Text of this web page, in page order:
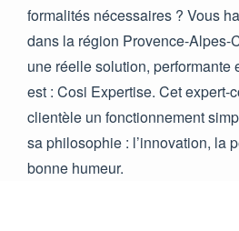
formalités nécessaires ? Vous
dans la région Provence-Alpes-
une réelle solution, performante
est : Cosi Expertise. Cet expert-
clientèle un fonctionnement
sa philosophie : l’innovation, la
bonne humeur.